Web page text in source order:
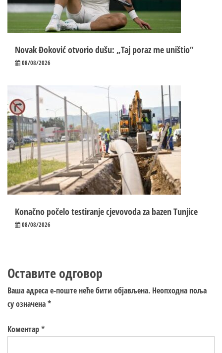
Novak Đoković otvorio dušu: „Taj poraz me uništio“
08/08/2026
Konačno počelo testiranje cjevovoda za bazen Tunjice
08/08/2026
Оставите одговор
Ваша адреса е-поште неће бити објављена. Неопходна поља
су означена*
Коментар*